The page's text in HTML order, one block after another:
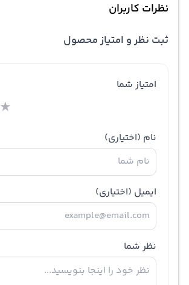
نظرات کاربران
ثبت نظر و امتیاز محصول
امتیاز شما
★
نام (اختیاری)
ایمیل (اختیاری)
نظر شما